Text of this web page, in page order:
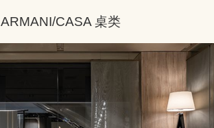
ARMANI/CASA 桌类